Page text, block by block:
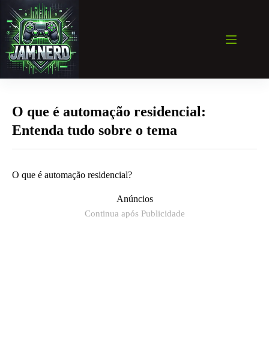
para
conteúdo
O que é automação residencial:
Entenda tudo sobre o tema
O que é automação residencial?
Anúncios
Continua após Publicidade